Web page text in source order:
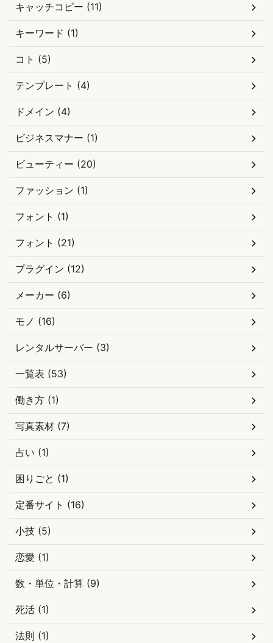
キャッチコピー (11)
キーワード (1)
コト (5)
テンプレート (4)
ドメイン (4)
ビジネスマナー (1)
ビューティー (20)
ファッション (1)
フォント (1)
フォント (21)
プラグイン (12)
メーカー (6)
モノ (16)
レンタルサーバー (3)
一覧表 (53)
働き方 (1)
写真素材 (7)
占い (1)
困りごと (1)
定番サイト (16)
小技 (5)
恋愛 (1)
数・単位・計算 (9)
死活 (1)
法則 (1)